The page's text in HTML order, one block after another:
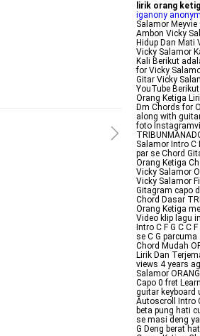
lirik orang
iganony
Salamor
Ambon Vicky
Hidup Dan Mati
Vicky Salamor
Kali Berikut
for Vicky
Gitar Vicky
YouTube
Orang Ketiga
Dm Chords for
along with
foto
Salamor Intro C
par se Chord
Orang Ketiga
Vicky Salamor
Vicky Salamor
Gitagram capo
Chord Dasar
Orang Ketiga
Video klip lagu
Intro C F G C C
se C G
Chord Mudah
Lirik Dan
views 4 years
Salamor
Capo 0 fret
guitar keyboard
Autoscroll Intro
beta pung hati
se masi deng
G Deng berat